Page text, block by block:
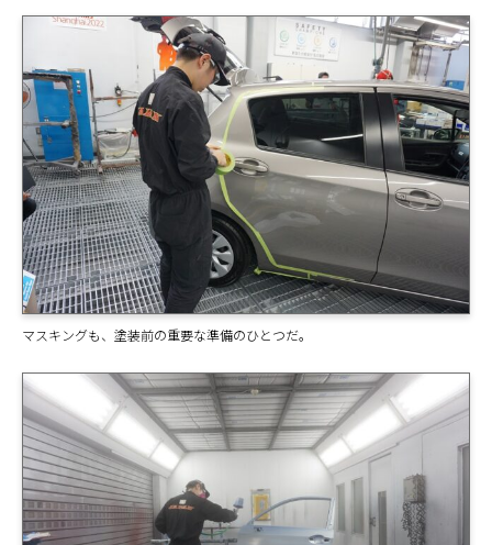
マスキングも、塗装前の重要な準備のひとつだ。